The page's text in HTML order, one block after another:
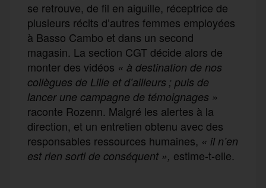
se retrouve, de fil en aiguille, réceptrice de
plusieurs récits d’autres femmes employées
à Basso Cambo et dans un second
magasin. La section CGT décide alors de
monter des vidéos « à destination de nos
collègues de Lille et d’ailleurs ; puis de
lancer une campagne de témoignages »
raconte Rozenn. Malgré les alertes à la
direction, et un entretien obtenu avec des
responsables ressources humaines, « il n’en
est rien sorti de conséquent », estime-t-elle.